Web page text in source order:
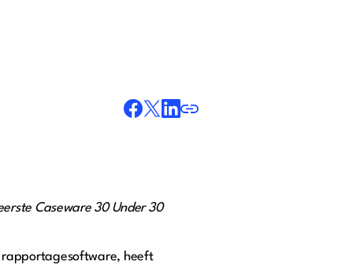
Caseware 30 Under 30
rapportagesoftware, heeft